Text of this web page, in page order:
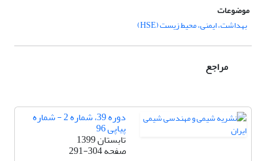
موضوعات
بهداشت، ایمنی، محیط زیست (HSE)
مراجع
دوره 39، شماره 2 - شماره
پیاپی 96
تابستان 1399
صفحه291-304